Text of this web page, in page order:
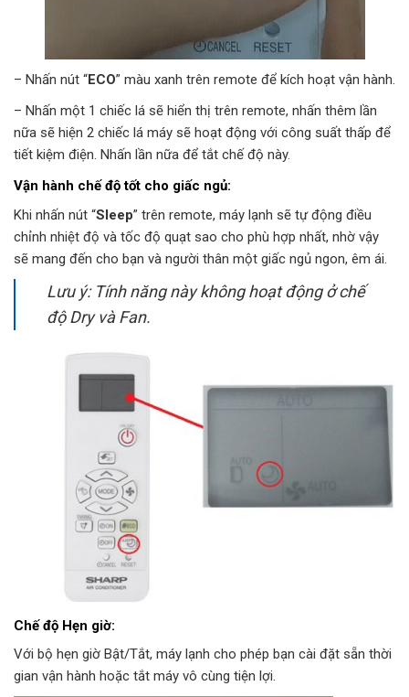
– Nhấn nút “ECO” màu xanh trên remote để kích hoạt vận hành.
– Nhấn một 1 chiếc lá sẽ hiển thị trên remote, nhấn thêm lần
nữa sẽ hiện 2 chiếc lá máy sẽ hoạt động với công suất thấp để
tiết kiệm điện. Nhấn lần nữa để tắt chế độ này.
Vận hành chế độ tốt cho giấc ngủ:
Khi nhấn nút “Sleep” trên remote, máy lạnh sẽ tự động điều
chỉnh nhiệt độ và tốc độ quạt sao cho phù hợp nhất, nhờ vậy
sẽ mang đến cho bạn và người thân một giấc ngủ ngon, êm ái.
Lưu ý: Tính năng này không hoạt động ở chế
độ Dry và Fan.
Chế độ Hẹn giờ:
Với bộ hẹn giờ Bật/Tắt, máy lạnh cho phép bạn cài đặt sẵn thời
gian vận hành hoặc tắt máy vô cùng tiện lợi.